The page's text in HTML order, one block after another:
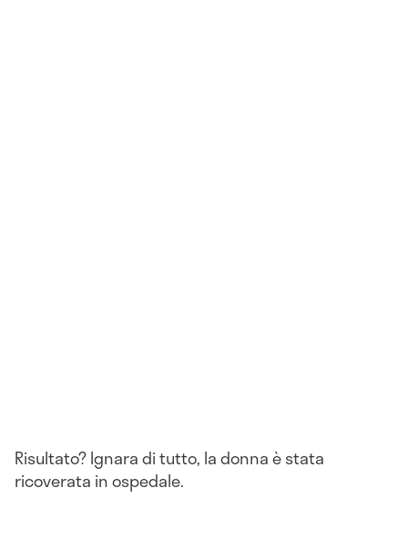
Risultato? Ignara di tutto, la donna è stata
ricoverata in ospedale.